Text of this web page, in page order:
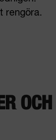
rengöra.